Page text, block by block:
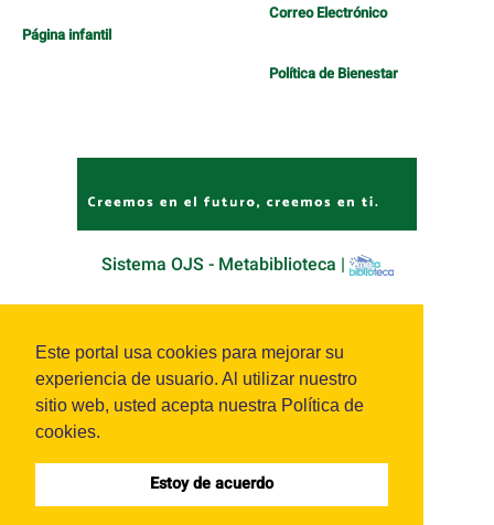
Este portal usa cookies para mejorar su
experiencia de usuario. Al utilizar nuestro
sitio web, usted acepta nuestra Política de
cookies.
Estoy de acuerdo
Página infantil
Correo Electrónico
Política de Bienestar
Sistema OJS - Metabiblioteca |